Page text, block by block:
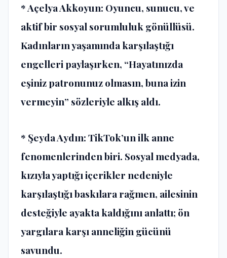
* Açelya Akkoyun: Oyuncu, sunucu, ve
aktif bir sosyal sorumluluk gönüllüsü.
Kadınların yaşamında karşılaştığı
engelleri paylaşırken, “Hayatınızda
eşiniz patronunuz olmasın, buna izin
vermeyin” sözleriyle alkış aldı.
* Şeyda Aydın: TikTok’un ilk anne
fenomenlerinden biri. Sosyal medyada,
kızıyla yaptığı içerikler nedeniyle
karşılaştığı baskılara rağmen, ailesinin
desteğiyle ayakta kaldığını anlattı; ön
yargılara karşı anneliğin gücünü
savundu.